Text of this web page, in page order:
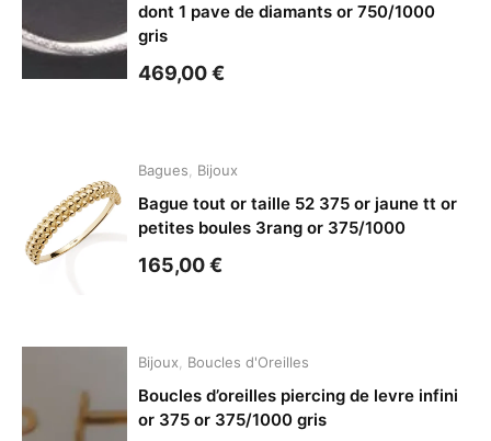
dont 1 pave de diamants or 750/1000
gris
469,00€
Bagues Bijoux
Bague tout or taille 52 375 or jaune tt or
petites boules 3rang or 375/1000
165,00€
Bijoux Boucles d'Oreilles
Boucles d’oreilles piercing de levre infini
or 375 or 375/1000 gris